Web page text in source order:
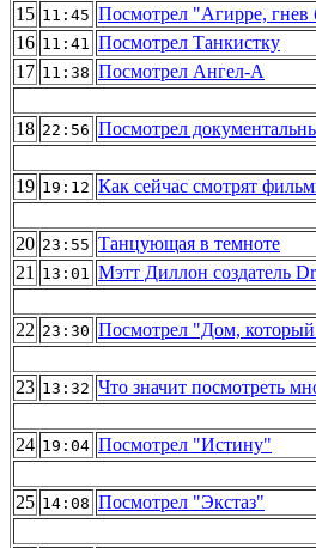
15 11:45 Посмотрел "Агирре,
16 11:41 Посмотрел Танкистку
17 11:38 Посмотрел Ангел-А
18 22:56 Посмотрел
19 19:12 Как сейчас смотрят
20 23:55 Танцующая в темноте
21
13:01 Мэтт Диллон создатель
22 23:30 Посмотрел "Дом,
23 13:32 Что значит посмотреть
24 19:04 Посмотрел "Истину"
25 14:08 Посмотрел "Экстаз"